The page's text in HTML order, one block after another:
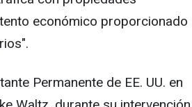
económico proporcionado
Permanente de EE. UU. en